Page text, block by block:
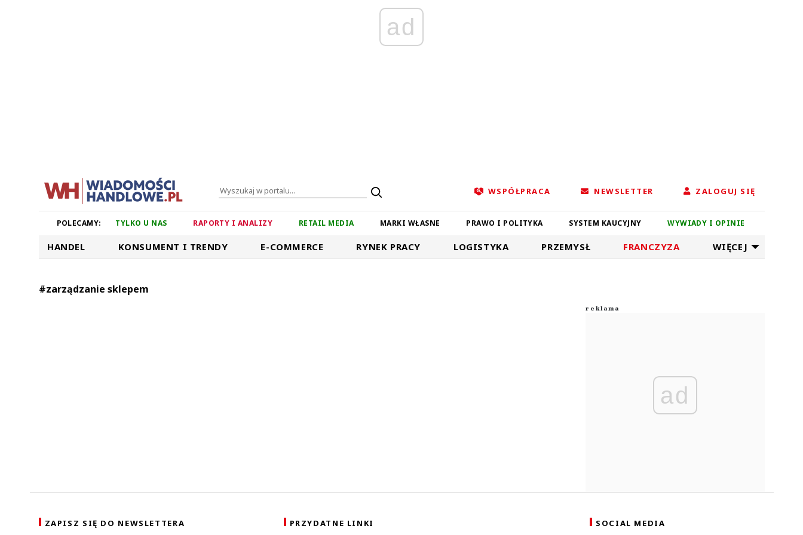
ad
WSPÓŁPRACA NEWSLETTER ZALOGUJ SIĘ
POLECAMY: TYLKO U NAS RAPORTY I ANALIZY RETAIL MEDIA MARKI WŁASNE PRAWO I POLITYKA SYSTEM KAUCYJNY WYWIADY I OPINIE
HANDEL KONSUMENT I TRENDY E-COMMERCE RYNEK PRACY LOGISTYKA PRZEMYSŁ FRANCZYZA WIĘCEJ
#zarządzanie sklepem
ad
ZAPISZ SIĘ DO NEWSLETTERA PRZYDATNE LINKI SOCIAL MEDIA